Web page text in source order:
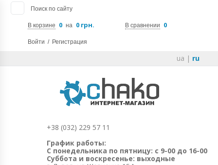
Поиск по сайту
В корзине 0 на 0 грн. В сравнении 0
Войти / Регистрация
ua | ru
+38 (032) 229 57 11
График работы:
С понедельника по пятницу: с 9-00 до 16-00
Суббота и воскресенье: выходные